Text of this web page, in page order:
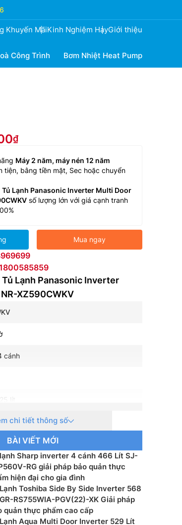
Khuyến MãiKinh Nghiệm HayGiới thiệu
Công Trình Bơm Nhiệt Heat Pump
Máy 2 năm, máy nén 12 năm
tiện, bằng tiền mặt, Sec hoặc chuyển
Tủ Lạnh Panasonic Inverter Multi Door
số lượng lớn với giá cạnh tranh
Mua ngay
Lạnh Panasonic Inverter
XZ590CWKV
cánh
lít
lít
lít
+ Cảm biến Econavi
bố theo TCVN: 490 kWh/năm
chi tiết thông số
BÀI VIẾT MỚI
Sharp inverter 4 cánh 466 Lít SJ-
RG giải pháp bảo quản thực
hiện đại cho gia đình
Toshiba Side By Side Inverter 568
RS755WIA-PGV(22)-XK Giải pháp
quản thực phẩm cao cấp
Aqua Multi Door Inverter 529 Lít